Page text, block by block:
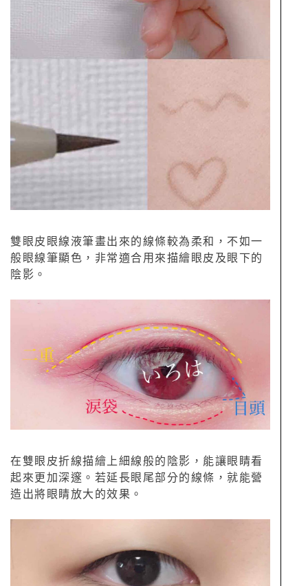
雙眼皮眼線液筆畫出來的線條較為柔和，不如一
般眼線筆顯色，非常適合用來描繪眼皮及眼下的
陰影。
在雙眼皮折線描繪上細線般的陰影，能讓眼睛看
起來更加深邃。若延長眼尾部分的線條，就能營
造出將眼睛放大的效果。